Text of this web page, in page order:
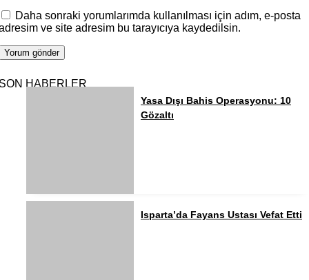
Daha sonraki yorumlarımda kullanılması için adım, e-posta
ve site adresim bu tarayıcıya kaydedilsin.
HABERLER
Yasa Dışı Bahis Operasyonu: 10
Gözaltı
Isparta’da Fayans Ustası Vefat Etti